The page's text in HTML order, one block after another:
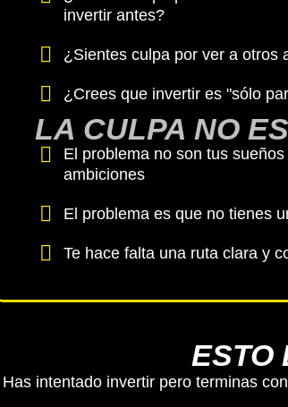
invertir antes?
¿Sientes culpa por ver a otros
¿Crees que invertir es "sólo
LA CULPA NO
El problema no son tus sueños
ambiciones
El problema es que no tienes
Te hace falta una ruta clara y
ESTO
Has intentado invertir pero terminas